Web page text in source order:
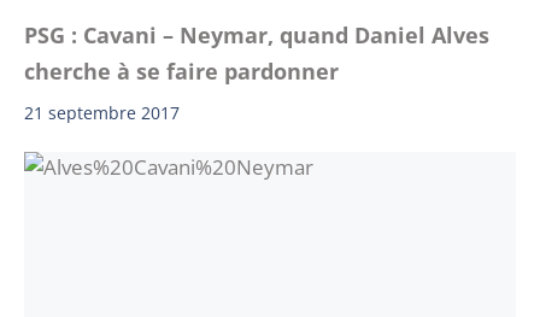
PSG : Cavani – Neymar, quand Daniel Alves
cherche à se faire pardonner
21 septembre 2017